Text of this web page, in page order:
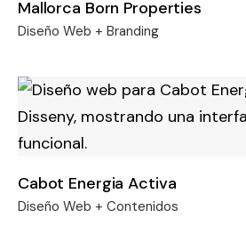
Mallorca Born Properties
Diseño Web + Branding
Cabot Energia Activa
Diseño Web + Contenidos